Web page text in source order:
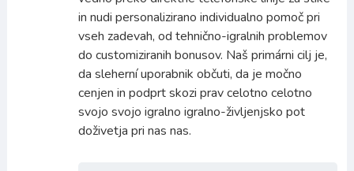
in nudi personalizirano individualno pomoč pri
vseh zadevah, od tehnično-igralnih problemov
do customiziranih bonusov. Naš primárni cilj je,
da sleherní uporabnik občuti, da je močno
cenjen in podprt skozi prav celotno celotno
svojo svojo igralno igralno-življenjsko pot
doživetja pri nas nas.